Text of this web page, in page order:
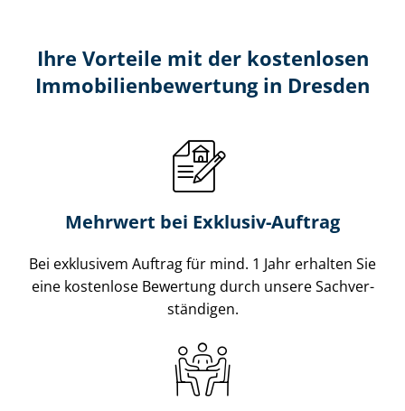
Ihre Vorteile mit der kostenlosen
Im­mo­bi­li­en­be­wer­tung in Dresden
Mehrwert bei Exklusiv-Auftrag
Bei exklusivem Auftrag für mind. 1 Jahr erhalten Sie
eine kostenlose Bewertung durch unsere Sach­ver­
stän­di­gen.